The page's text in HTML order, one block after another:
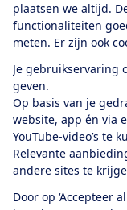
plaatsen we altijd.
functionaliteiten
meten. Er zijn ook
Je gebruikservaring
geven.
Op basis van je
website, app én via
YouTube-video’s te
Relevante
andere sites te
Door op ‘Accepteer
Algemene
Cookiebeleid